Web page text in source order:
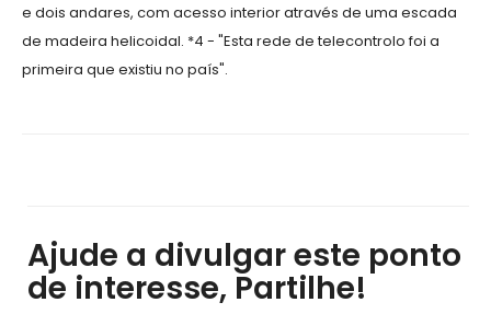
e dois andares, com acesso interior através de uma escada
de madeira helicoidal. *4 - "Esta rede de telecontrolo foi a
primeira que existiu no país".
Ajude a divulgar este ponto
de interesse, Partilhe!